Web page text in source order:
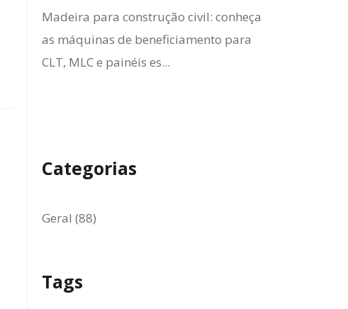
Madeira para construção civil: conheça
as máquinas de beneficiamento para
CLT, MLC e painéis es...
Categorias
Geral (88)
Tags